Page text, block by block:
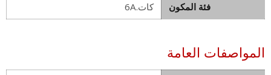
فئة المكون
كات.6A
المواصفات العامة